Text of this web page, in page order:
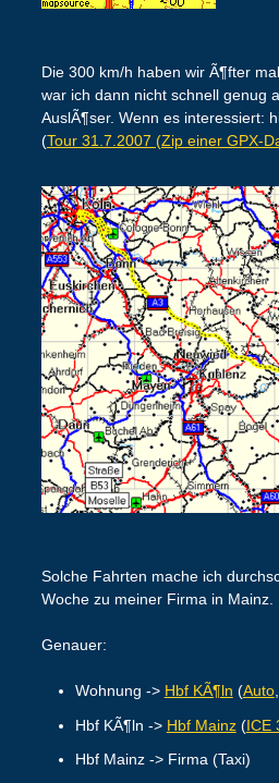
Die 300 km/h haben wir Ã¶fter
war ich dann nicht schnell genug
AuslÃ¶ser. Wenn es interessiert:
(Tour 31.7.2007 (Zip einer GPX-
Solche Fahrten mache ich
Woche zu meiner Firma in Mainz.
Genauer:
Wohnung -> Hbf KÃ¶ln (Auto,
Hbf KÃ¶ln -> Hbf Mainz(ICE
Hbf Mainz -> Firma (Taxi)